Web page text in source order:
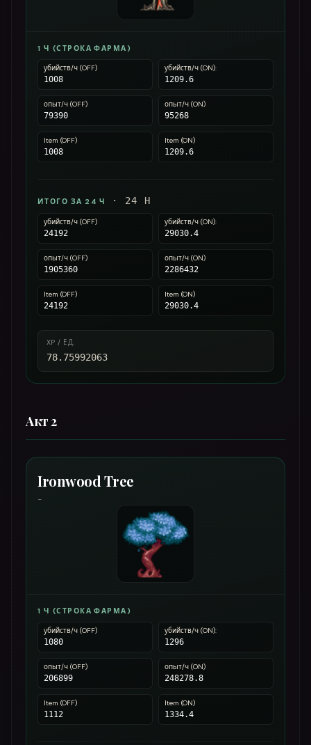
1 Ч (СТРОКА ФАРМА)
убийств/ч (OFF)
1008
убийств/ч (ON):
1209.6
опыт/ч (OFF)
79390
опыт/ч (ON)
95268
Item (OFF)
1008
Item (ON)
1209.6
ИТОГО ЗА 24 Ч · 24 H
убийств/ч (OFF)
24192
убийств/ч (ON):
29030.4
опыт/ч (OFF)
1905360
опыт/ч (ON)
2286432
Item (OFF)
24192
Item (ON)
29030.4
XP / ЕД.
78.75992063
Акт 2
Ironwood Tree
-
1 Ч (СТРОКА ФАРМА)
убийств/ч (OFF)
1080
убийств/ч (ON):
1296
опыт/ч (OFF)
206899
опыт/ч (ON)
248278.8
Item (OFF)
1112
Item (ON)
1334.4